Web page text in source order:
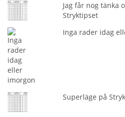
Jag får nog tänka
Stryktipset
Inga rader idag
Superläge på